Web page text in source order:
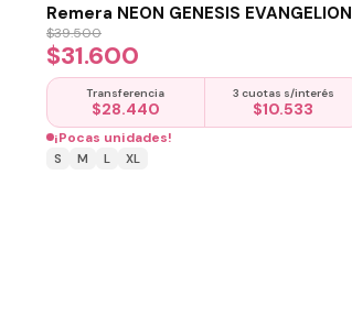
Remera NEON GENESIS EVANGELION
$39.500
$31.600
Transferencia
$28.440
3 cuotas s/interés
$10.533
¡Pocas unidades!
S M L XL